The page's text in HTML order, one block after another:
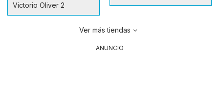
Victorio Oliver 2
Ver más tiendas
ANUNCIO